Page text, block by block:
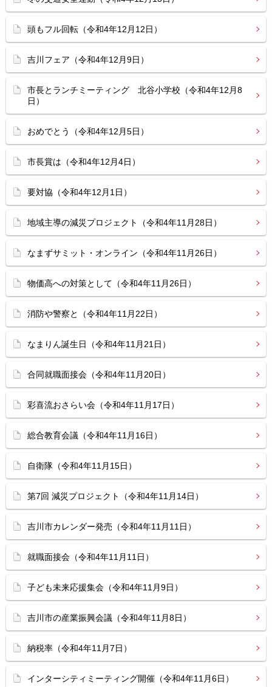
頭もフル回転（令和4年12月12日）
吉川フェア（令和4年12月9日）
市長とランチミーティング 北谷小学校（令和4年12月8
日）
おめでとう（令和4年12月5日）
市長賞は（令和4年12月4日）
要対協（令和4年12月1日）
地域主導の減災プロジェクト（令和4年11月28日）
なまずサミット・オンライン（令和4年11月26日）
物価高への対策として（令和4年11月26日）
消防や警察と（令和4年11月22日）
なまりん誕生日（令和4年11月21日）
合同就職面接会（令和4年11月20日）
彩喜流おさらい会（令和4年11月17日）
総合教育会議（令和4年11月16日）
自衛隊（令和4年11月15日）
第7回 減災プロジェクト（令和4年11月14日）
吉川市カレンダー発売（令和4年11月11日）
就職面接会（令和4年11月11日）
子ども未来応援集会（令和4年11月9日）
吉川市の産業振興会議（令和4年11月8日）
納税率（令和4年11月7日）
インターシティミーティング開催（令和4年11月6日）